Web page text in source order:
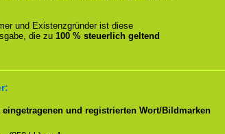
und Existenzgründer ist diese
die zu 100 % steuerlich geltend
und registrierten Wort/Bildmarken